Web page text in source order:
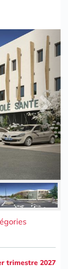
trimestre 2027